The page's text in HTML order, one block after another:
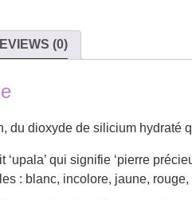
(0)
du dioxyde de silicium hydraté
qui signifie ‘pierre
: blanc, incolore, jaune,